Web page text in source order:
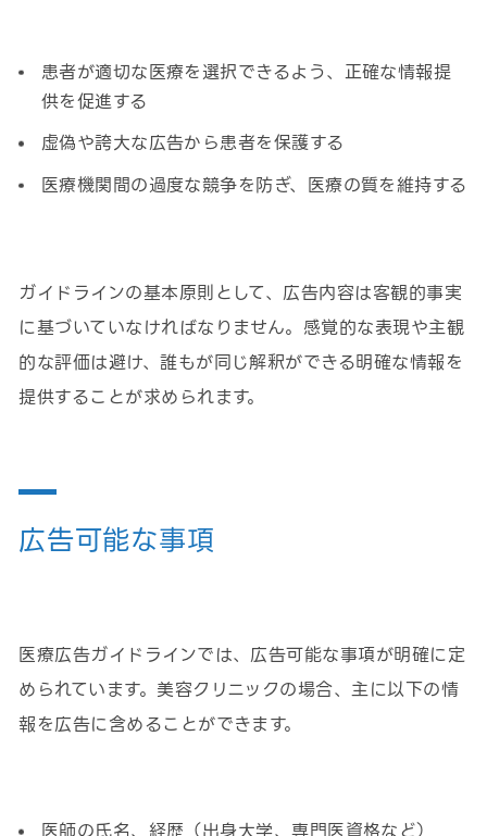
患者が適切な医療を選択できるよう、正確な情報提
供を促進する
虚偽や誇大な広告から患者を保護する
医療機関間の過度な競争を防ぎ、医療の質を維持する
ガイドラインの基本原則として、広告内容は客観的事実
に基づいていなければなりません。感覚的な表現や主観
的な評価は避け、誰もが同じ解釈ができる明確な情報を
提供することが求められます。
広告可能な事項
医療広告ガイドラインでは、広告可能な事項が明確に定
められています。美容クリニックの場合、主に以下の情
報を広告に含めることができます。